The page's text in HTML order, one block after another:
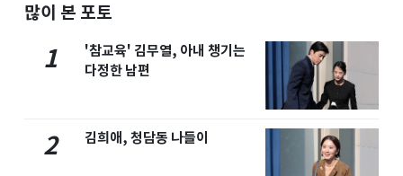
많이 본 포토
1
'참교육' 김무열, 아내 챙기는
다정한 남편
2 김희애, 청담동 나들이